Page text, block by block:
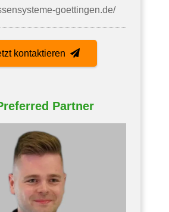
goettingen.de/
kontaktieren
Partner